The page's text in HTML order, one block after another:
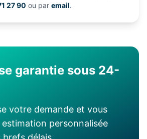
27 90 ou par email.
garantie sous 24-
votre demande et vous
personnalisée